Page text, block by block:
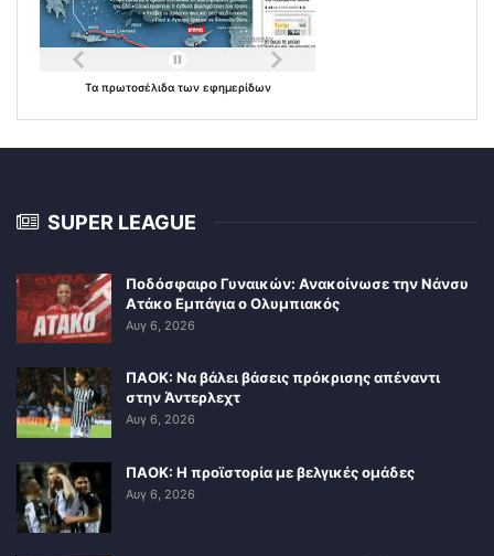
Τα πρωτοσέλιδα των εφημερίδων
SUPER LEAGUE
Ποδόσφαιρο Γυναικών: Ανακοίνωσε την Νάνσυ
Ατάκο Εμπάγια ο Ολυμπιακός
Αυγ 6, 2026
ΠΑΟΚ: Να βάλει βάσεις πρόκρισης απέναντι
στην Άντερλεχτ
Αυγ 6, 2026
ΠΑΟΚ: Η προϊστορία με βελγικές ομάδες
Αυγ 6, 2026